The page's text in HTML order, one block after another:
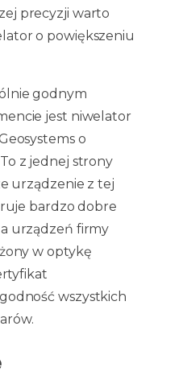
precyzji warto
o powiększeniu
godnym
jest niwelator
o
To z jednej strony
urządzenie z tej
bardzo dobre
urządzeń firmy
w optykę
wszystkich